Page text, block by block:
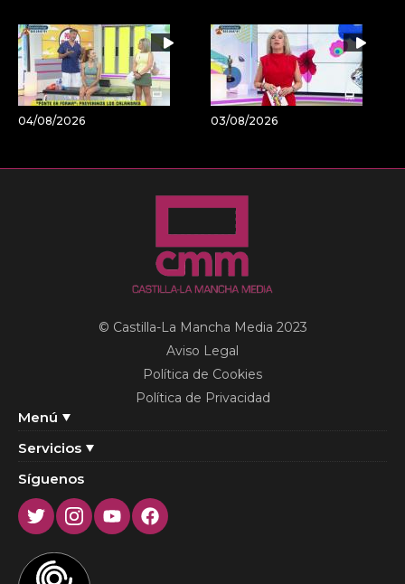
04/08/2026 03/08/2026
Menú
Servicios
© Castilla-La Mancha Media 2023
Aviso Legal
Política de Cookies
Política de Privacidad
Síguenos
TwitterInstagram
YoutubeFacebook